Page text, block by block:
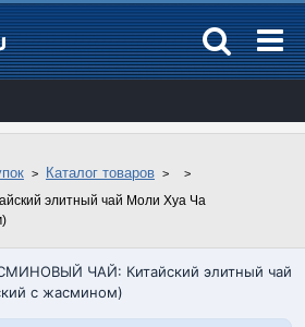
Каталог товаров
элитный чай Моли Хуа Ча
ЧАЙ: Китайский элитный чай
с жасмином)